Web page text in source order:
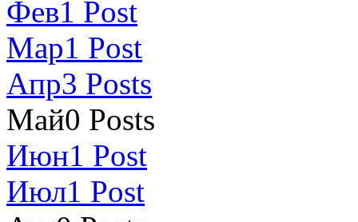
Фев1 Post
Мар1 Post
Апр3 Posts
Май0 Posts
Июн1 Post
Июл1 Post